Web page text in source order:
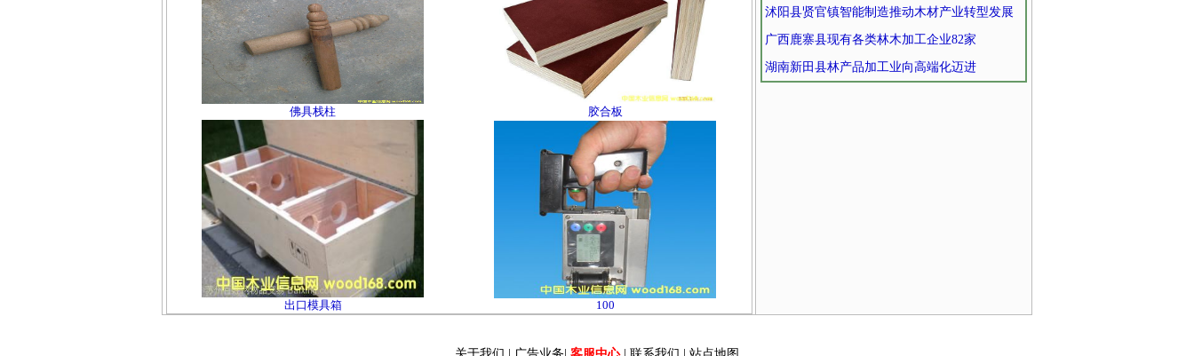
佛具栈柱 胶合板
出口模具箱 100
沭阳县贤官镇智能制造推动木材产业转型发展
广西鹿寨县现有各类林木加工企业82家
湖南新田县林产品加工业向高端化迈进